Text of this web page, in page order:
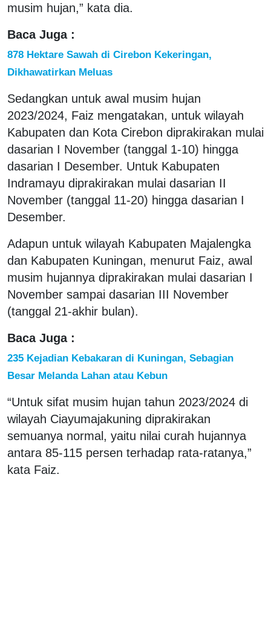
musim hujan,” kata dia.
Baca Juga :
878 Hektare Sawah di Cirebon Kekeringan,
Dikhawatirkan Meluas
Sedangkan untuk awal musim hujan
2023/2024, Faiz mengatakan, untuk wilayah
Kabupaten dan Kota Cirebon diprakirakan mulai
dasarian I November (tanggal 1-10) hingga
dasarian I Desember. Untuk Kabupaten
Indramayu diprakirakan mulai dasarian II
November (tanggal 11-20) hingga dasarian I
Desember.
Adapun untuk wilayah Kabupaten Majalengka
dan Kabupaten Kuningan, menurut Faiz, awal
musim hujannya diprakirakan mulai dasarian I
November sampai dasarian III November
(tanggal 21-akhir bulan).
Baca Juga :
235 Kejadian Kebakaran di Kuningan, Sebagian
Besar Melanda Lahan atau Kebun
“Untuk sifat musim hujan tahun 2023/2024 di
wilayah Ciayumajakuning diprakirakan
semuanya normal, yaitu nilai curah hujannya
antara 85-115 persen terhadap rata-ratanya,”
kata Faiz.